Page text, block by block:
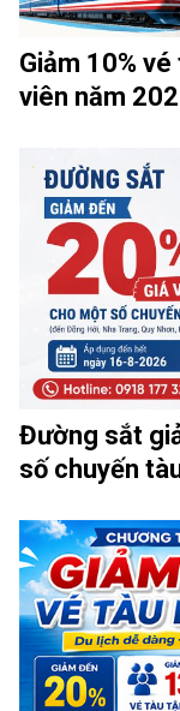
Giảm 10%
viên năm
Đường sắt
số chuyến